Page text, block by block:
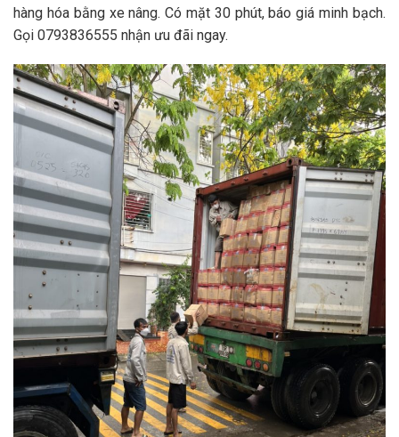
hàng hóa bằng xe nâng. Có mặt 30 phút, báo giá minh bạch.
Gọi 0793836555 nhận ưu đãi ngay.